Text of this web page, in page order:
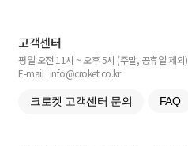
고객센터
평일 오전 11시 ~ 오후 5시 (주말, 공휴일 제외)
E-mail : info@croket.co.kr
크로켓 고객센터 문의 FAQ